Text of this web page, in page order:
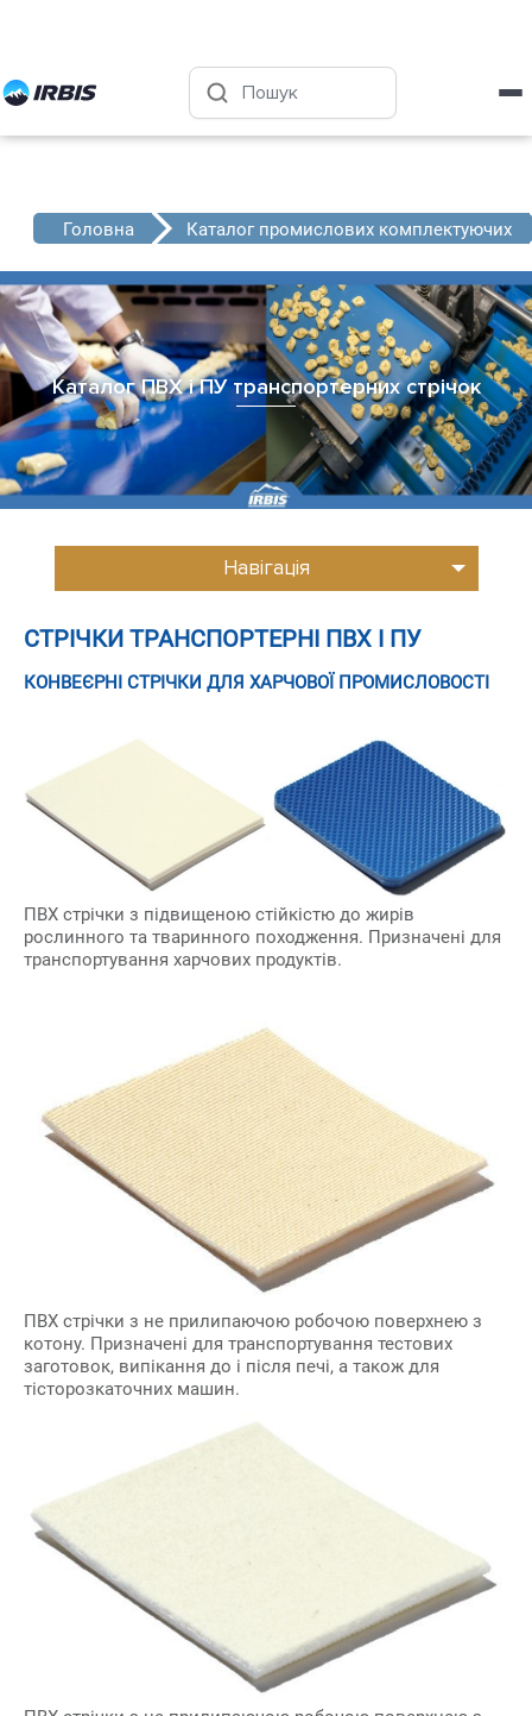
Головна Каталог промислових комплектуючих
Каталог ПВХ і ПУ транспортерних стрічок
Навігація
СТРІЧКИ ТРАНСПОРТЕРНІ ПВХ І ПУ
КОНВЕЄРНІ СТРІЧКИ ДЛЯ ХАРЧОВОЇ ПРОМИСЛОВОСТІ
ПВХ стрічки з підвищеною стійкістю до жирів
рослинного та тваринного походження. Призначені для
транспортування харчових продуктів.
ПВХ стрічки з не прилипаючою робочою поверхнею з
котону. Призначені для транспортування тестових
заготовок, випікання до і після печі, а також для
тісторозкаточних машин.